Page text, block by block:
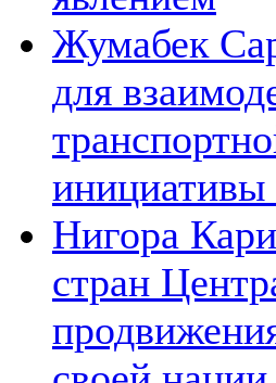
Жумабек
для
Нигора
стран